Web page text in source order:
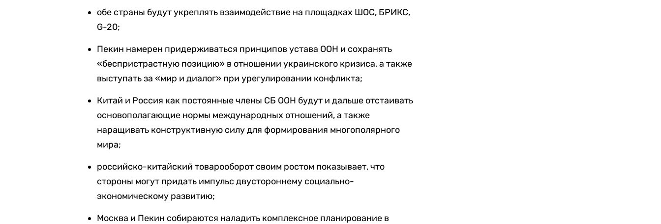
обе страны будут укреплять взаимодействие на площадках ШОС, БРИКС,
G-20;
Пекин намерен придерживаться принципов устава ООН и сохранять
«беспристрастную позицию» в отношении украинского кризиса, а также
выступать за «мир и диалог» при урегулировании конфликта;
Китай и Россия как постоянные члены СБ ООН будут и дальше отстаивать
основополагающие нормы международных отношений, а также
наращивать конструктивную силу для формирования многополярного
мира;
российско-китайский товарооборот своим ростом показывает, что
стороны могут придать импульс двустороннему социально-
экономическому развитию;
Москва и Пекин собираются наладить комплексное планирование в